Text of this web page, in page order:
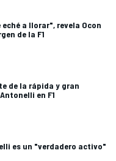
a llorar", revela Ocon
de la F1
de la rápida y gran
en F1
es un "verdadero activo"